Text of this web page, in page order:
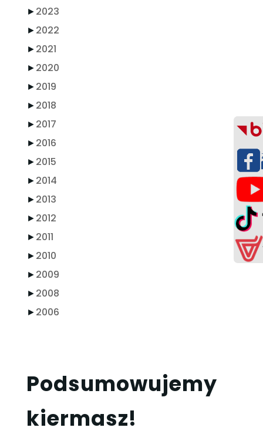
►2023
►2022
►2021
►2020
►2019
►2018
►2017
►2016
►2015
►2014
►2013
►2012
►2011
►2010
►2009
►2008
►2006
Podsumowujemy
kiermasz!